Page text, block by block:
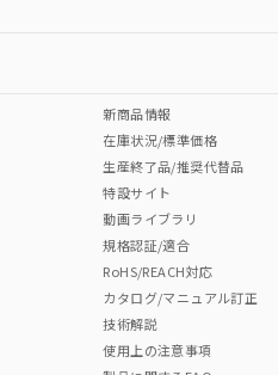
新商品情報
在庫状況/標準価格
生産終了品/推奨代替品
特設サイト
動画ライブラリ
規格認証/適合
RoHS/REACH対応
カタログ/マニュアル訂正
技術解説
使用上の注意事項